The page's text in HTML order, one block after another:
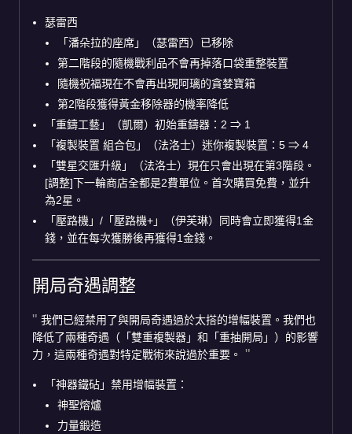
瑟雷西
「潘朵拉的座席」（瑟雷西）已移除
第二階段的隨機戰利品不會再掉落口袋重整裝置
隨機祝福現在不會再出現阿璃的貪婪寶箱
第2階段獲得黃金移除器的機率降低
「重鑄工藝」（凱爾）初始重鑄器：2 ⇒ 1
「複製裝置 組合包」（法洛士）迷你複製裝置：5 ⇒ 4
「雙星交匯升級」（法洛士）現在只會出現在第3階段。
[調整]下一輪商店全都是2費單位。首次購買免費，並升
為2星。
「壓路機」/「壓路機+」（伊芙琳）同時會立即獲得1金
錢，並在每次獲勝後再獲得1金錢。
開局奇遇調整
我們已經禁用了與開局奇遇過於太搭的增幅裝置。我們也
降低了兩種奇遇（「雙重複製器」和「重抽開局」）的影響
力，這兩種奇遇對特定戰術來說過於重要。
「神器鐵砧」禁用增幅裝置：
神聖熔爐
力量鍛造